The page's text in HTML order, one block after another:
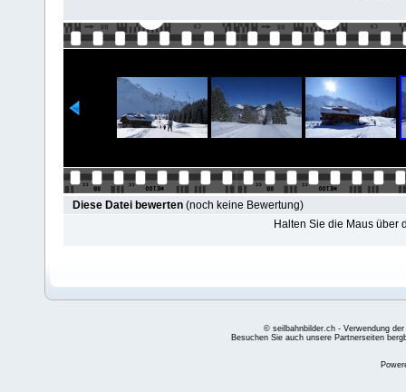
Diese Datei bewerten (noch keine Bewertung)
Halten Sie die Maus über
© seilbahnbilder.ch - Verwendung
Besuchen Sie auch unsere Partnerseiten